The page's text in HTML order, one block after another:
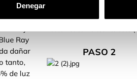
Denegar
tipo
Ray
Ray
dañar
tanto,
de luz
húmeda (Wet) y
PASO 2